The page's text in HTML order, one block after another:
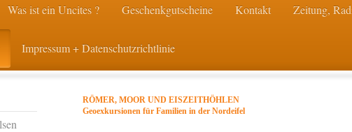
Was ist ein Uncites ? Geschenkgutscheine Kontakt Zeitung,
Impressum + Datenschutzrichtlinie
RÖMER, MOOR UND EISZEITHÖHLEN
Geoexkursionen für Familien in der Nordeifel